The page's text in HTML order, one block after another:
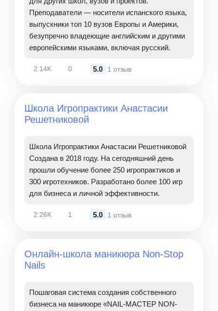
Преподаватели — носители испанского языка,
выпускники топ 10 вузов Европы и Америки,
безупречно владеющие английским и другими
европейскими языками, включая русский.
2.14K 0 5.0 1 отзыв
Школа Игропрактики Анастасии
Решетниковой
Школа Игропрактики Анастасии Решетниковой
Создана в 2018 году. На сегодняшний день
прошли обучение более 250 игропрактиков и
300 игротехников. Разработано более 100 игр
для бизнеса и личной эффективности.
2.26K 1 5.0 1 отзыв
Онлайн-школа маникюра Non-Stop
Nails
Пошаговая система создания собственного
бизнеса на маникюре «NAIL-МАСТЕР NON-